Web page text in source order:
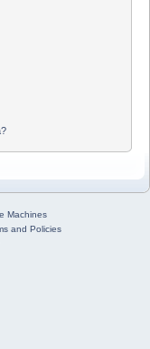
Machines
and Policies